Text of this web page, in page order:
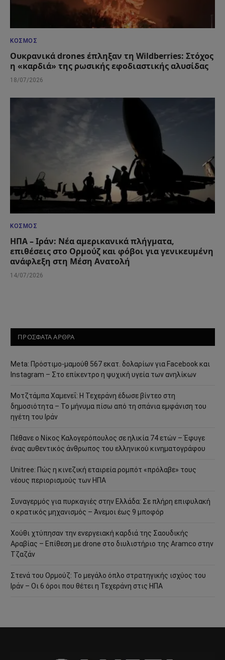
ΚΌΣΜΟΣ
Ουκρανικά drones έπληξαν τη Wildberries: Στόχος
η «καρδιά» της ρωσικής εφοδιαστικής αλυσίδας
18/07/2026
ΚΌΣΜΟΣ
ΗΠΑ – Ιράν: Νέα αμερικανικά πλήγματα,
επιθέσεις στο Ορμούζ και φόβοι για γενικευμένη
ανάφλεξη στη Μέση Ανατολή
14/07/2026
ΠΡΟΣΦΑΤΑ ΑΡΘΡΑ
Meta: Πρόστιμο-μαμούθ 567 εκατ. δολαρίων για Facebook και
Instagram – Στο επίκεντρο η ψυχική υγεία των ανηλίκων
Μοτζτάμπα Χαμενεΐ: Η Τεχεράνη έδωσε βίντεο στη
δημοσιότητα – Το μήνυμα πίσω από τη σπάνια εμφάνιση του
ηγέτη του Ιράν
Πέθανε ο Νίκος Καλογερόπουλος σε ηλικία 74 ετών – Έφυγε
ένας αυθεντικός άνθρωπος του ελληνικού κινηματογράφου
Unitree: Πώς η κινεζική εταιρεία ρομπότ «πρόλαβε» τους
νέους περιορισμούς των ΗΠΑ
Συναγερμός για πυρκαγιές στην Ελλάδα: Σε πλήρη επιφυλακή
ο κρατικός μηχανισμός – Άνεμοι έως 9 μποφόρ
Χούθι χτύπησαν την ενεργειακή καρδιά της Σαουδικής
Αραβίας – Επίθεση με drone στο διυλιστήριο της Aramco στην
Τζαζάν
Στενά του Ορμούζ: Το μεγάλο όπλο στρατηγικής ισχύος του
Ιράν – Οι 6 όροι που θέτει η Τεχεράνη στις ΗΠΑ